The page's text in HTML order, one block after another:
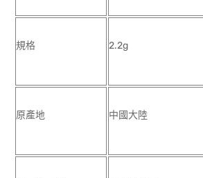
規格 2.2g
原產地 中國大陸